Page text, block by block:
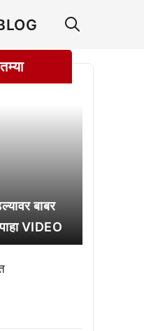
बाबर
VIDEO